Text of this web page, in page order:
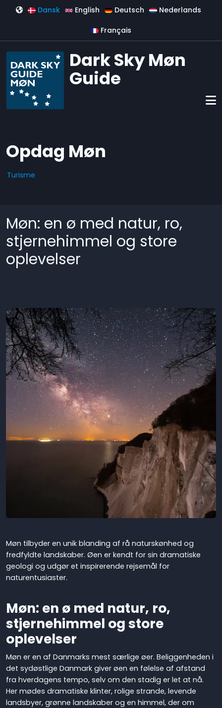
Gå til hovedindhold
Dansk English Deutsch Nederlands
Français
Dark Sky Møn
Guide
Opdag Møn
Turisme
Møn: en ø med natur, ro,
stjernehimmel og store
oplevelser
Møn tilbyder en unik blanding af rå naturskønhed og
fredfyldte landskaber. Øen er kendt for sin dramatiske
geologi og udgør et inspirerende rejsemål for
naturentusiaster.
Møn: en ø med natur, ro,
stjernehimmel og store
oplevelser
Møn er en af Danmarks mest særlige øer. Beliggenheden i
det sydøstlige Danmark giver øen en følelse af afstand
fra hverdagens tempo, selv om den stadig er let at nå.
Her mødes dramatiske klinter, rolige strande, levende
landsbyer, grønne landskaber og en himmel, der om